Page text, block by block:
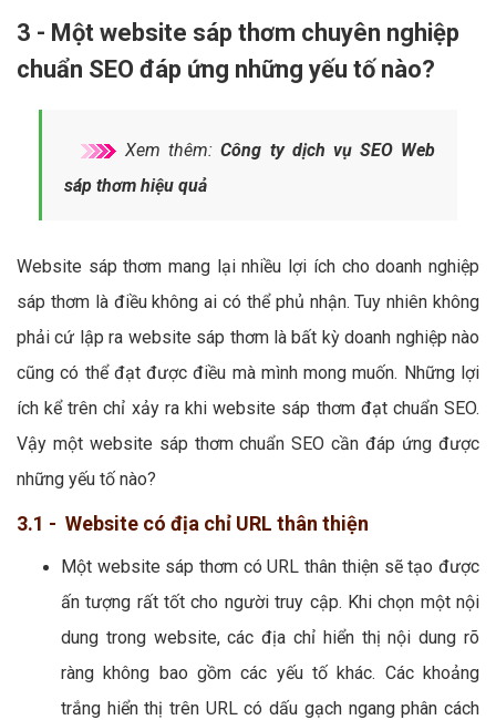
3 - Một website sáp thơm chuyên nghiệp
chuẩn SEO đáp ứng những yếu tố nào?
Xem thêm:Công ty dịch vụ SEO Web
sáp thơm hiệu quả
Website sáp thơm mang lại nhiều lợi ích cho doanh nghiệp
sáp thơm là điều không ai có thể phủ nhận. Tuy nhiên không
phải cứ lập ra website sáp thơm là bất kỳ doanh nghiệp nào
cũng có thể đạt được điều mà mình mong muốn. Những lợi
ích kể trên chỉ xảy ra khi website sáp thơm đạt chuẩn SEO.
Vậy một website sáp thơm chuẩn SEO cần đáp ứng được
những yếu tố nào?
3.1 - Website có địa chỉ URL thân thiện
Một website sáp thơm có URL thân thiện sẽ tạo được
ấn tượng rất tốt cho người truy cập. Khi chọn một nội
dung trong website, các địa chỉ hiển thị nội dung rõ
ràng không bao gồm các yếu tố khác. Các khoảng
trắng hiển thị trên URL có dấu gạch ngang phân cách